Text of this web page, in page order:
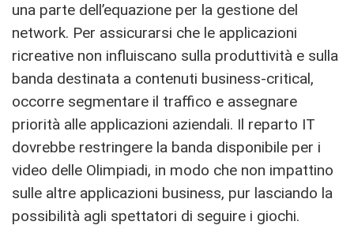
una parte dell’equazione per la gestione del
network. Per assicurarsi che le applicazioni
ricreative non influiscano sulla produttività e sulla
banda destinata a contenuti business-critical,
occorre segmentare il traffico e assegnare
priorità alle applicazioni aziendali. Il reparto IT
dovrebbe restringere la banda disponibile per i
video delle Olimpiadi, in modo che non impattino
sulle altre applicazioni business, pur lasciando la
possibilità agli spettatori di seguire i giochi.